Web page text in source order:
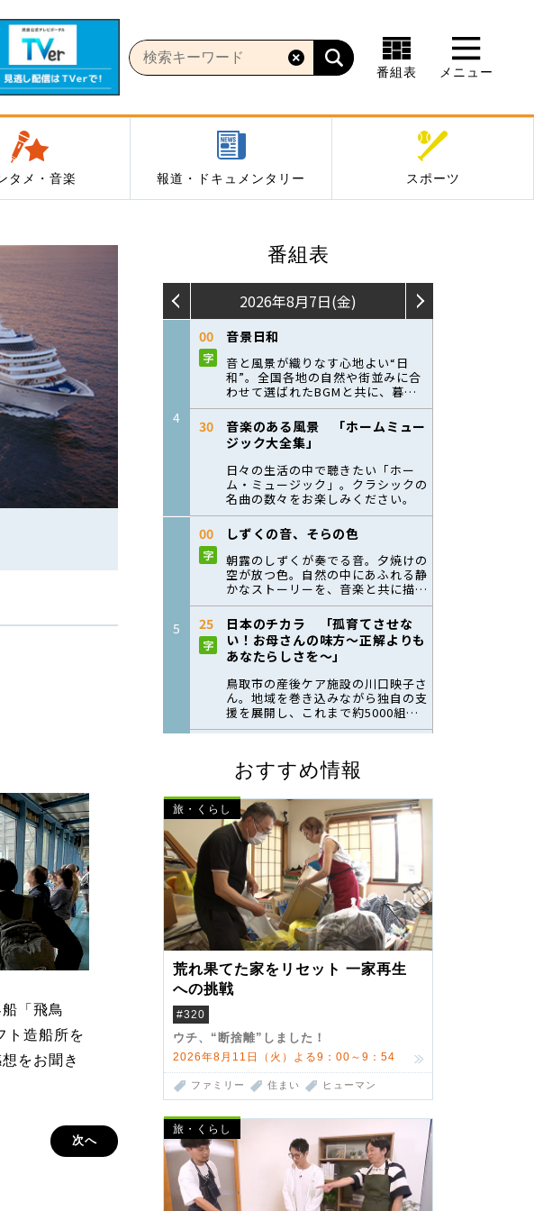
番組表 メニュー
タメ・音楽 報道・ドキュメンタリー スポーツ
番組表
おすすめ情報
旅・くらし
荒れ果てた家をリセット 一家再生
への挑戦
#320
ウチ、“断捨離”しました！
2026年8月11日（火）よる9：00～9：54
ファミリー 住まい ヒューマン
旅・くらし
「飛鳥
ト造船所を
をお聞き
次へ